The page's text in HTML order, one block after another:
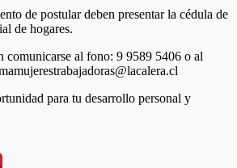
de postular deben presentar la cédula de
de hogares.
comunicarse al fono: 9 9589 5406 o al
para tu desarrollo personal y